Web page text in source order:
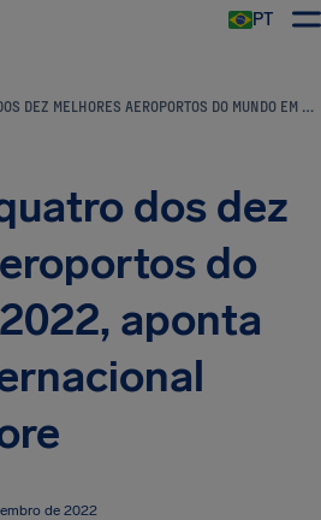
PT
BRASIL TEM QUATRO DOS DEZ MELHORES AEROPORTOS DO MUNDO EM 2022, APONTA RANKING INTERNACIONAL AIRHELP SCORE
dos dez
do
aponta
de 2022